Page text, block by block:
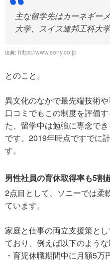
主な留学先はカーネギー
大学、スイス連邦工科大学
出典: https://www.sony.co.jp
とのこと。
異文化のなかで最先端技術や
口コミでもこの制度を評価
た、留学中は勉強に専念で
です。2019年時点ですでに
す。
男性社員の育休取得率も5割
2点目として、ソニーでは柔
ています。
家庭と仕事の両立支援策と
ており、例えば以下のような
・育児休職期間中に月額5